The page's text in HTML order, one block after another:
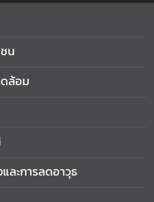
น
ล้อม
ละการลดอาวุธ